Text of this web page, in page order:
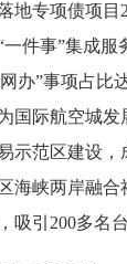
地专项债项目
一件事”集成服
办”事项占比
国际航空城发
示范区建设，
海峡两岸融
引200多名